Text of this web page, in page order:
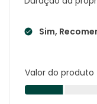
Sim,
Valor do produto
Valor
do